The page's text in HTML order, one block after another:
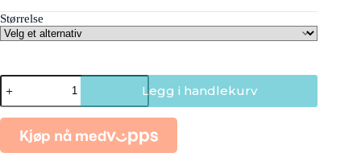
Størrelse
8406
Gimargym
antall
Legg i handlekurv